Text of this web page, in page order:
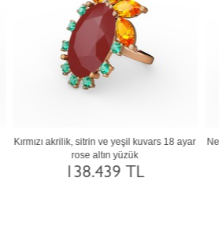
Neon yeşil akrilik 18 ayar altın yüzük
138.475 TL